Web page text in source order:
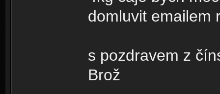
domluvit emailem
s pozdravem z
Brož